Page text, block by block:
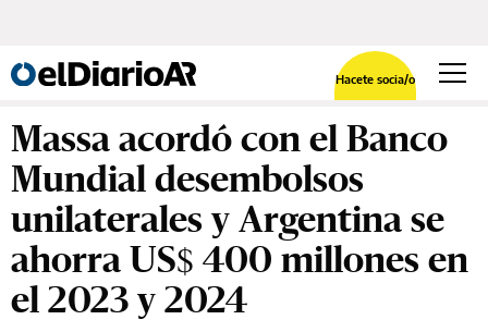
Hacete socia/o
Massa acordó con el Banco
Mundial desembolsos
unilaterales y Argentina se
ahorra US$ 400 millones en
el 2023 y 2024